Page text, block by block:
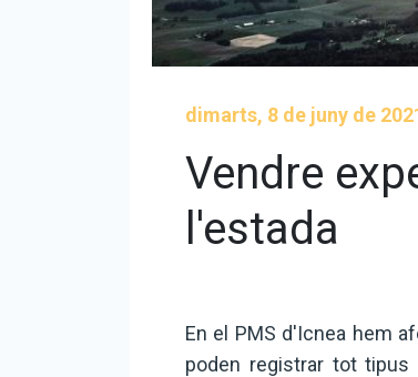
dimarts, 8 de juny de
Vendre
l'estada
En el PMS d'Icnea hem
poden registrar tot